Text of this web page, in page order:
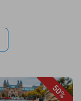
50%